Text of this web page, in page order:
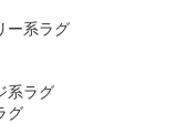
ー系ラグ
系ラグ
グ